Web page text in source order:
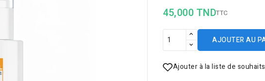
45,000 TNDTTC
AJOUTER AU
Ajouter à la liste de souhaits